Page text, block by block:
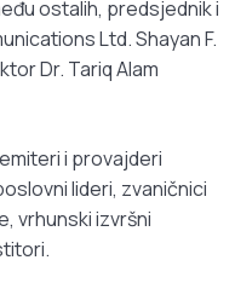
ostalih, predsjednik i
Ltd. Shayan F.
Dr. Tariq Alam
i provajderi
lideri, zvaničnici
vrhunski izvršni